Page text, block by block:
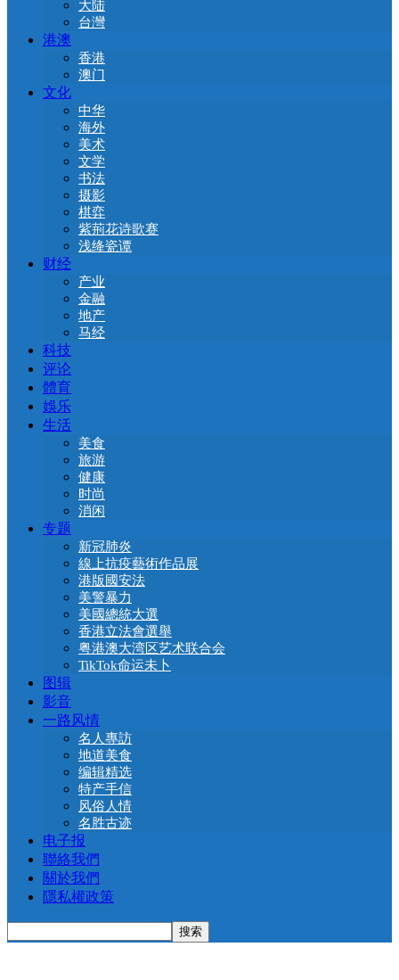
大陆
台灣
港澳
香港
澳门
文化
中华
海外
美术
文学
书法
摄影
棋弈
紫荊花诗歌赛
浅绛瓷谭
财经
产业
金融
地产
马经
科技
评论
體育
娛乐
生活
美食
旅游
健康
时尚
消闲
专题
新冠肺炎
線上抗疫藝術作品展
港版國安法
美警暴力
美國總統大選
香港立法會選舉
粤港澳大湾区艺术联合会
TikTok命运未卜
图辑
影音
一路风情
名人專訪
地道美食
编辑精选
特产手信
风俗人情
名胜古迹
电子报
聯絡我們
關於我們
隱私權政策